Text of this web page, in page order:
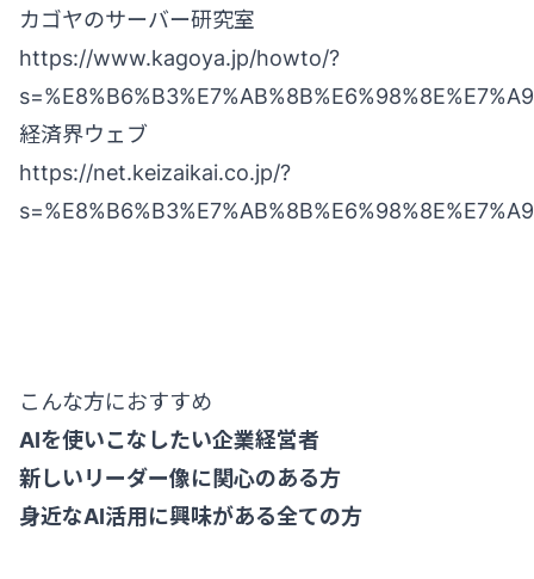
カゴヤのサーバー研究室
https://www.kagoya.jp/howto/?
経済界ウェブ
https://net.keizaikai.co.jp/?
こんな方におすすめ
AIを使いこなしたい企業経営者
新しいリーダー像に関心のある方
身近なAI活用に興味がある全ての方